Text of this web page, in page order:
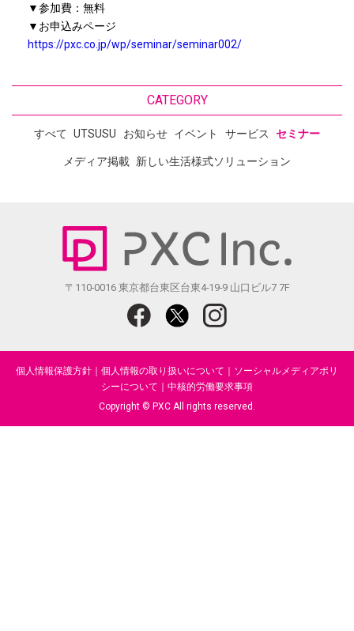
▼参加費：無料
▼お申込みページ
https://pxc.co.jp/wp/seminar/seminar002/
CATEGORY
すべて UTSUSU お知らせ イベント サービス セミナー
メディア掲載 新しい生活様式ソリューション
〒110-0016 東京都台東区台東4-19-9 山口ビル7 7F
個人情報保護方針 個人情報の取り扱いについて
ソーシャルメディアポリ
シーについて
中核的労働要求事項
Copyright © PXC All rights reserved.